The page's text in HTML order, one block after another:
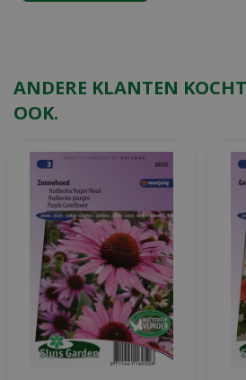
ANDERE KLANTEN
OOK.